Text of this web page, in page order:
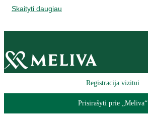
Skaityti daugiau
Registracija vizitui
Prisirašyti prie „Meliva“